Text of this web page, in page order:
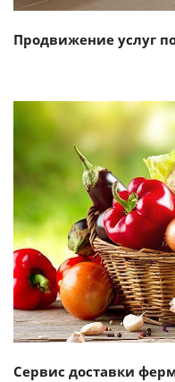
Продвижение услуг
Сервис доставки